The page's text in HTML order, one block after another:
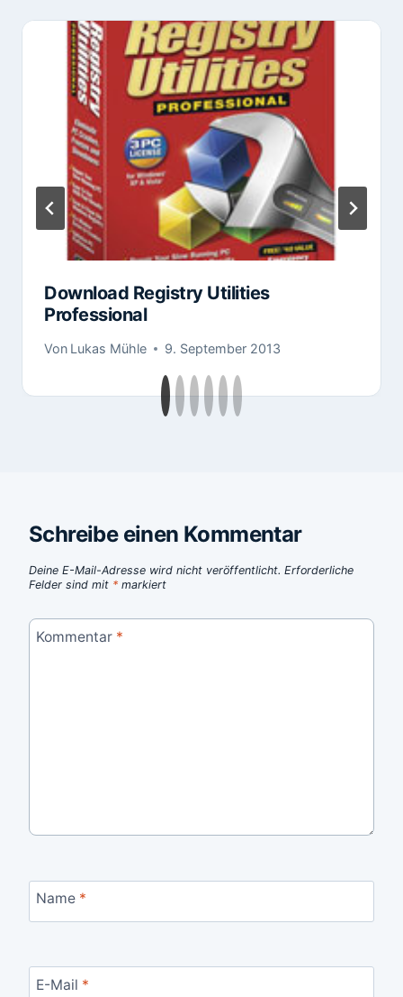
Download Registry Utilities
Professional
Von Lukas Mühle 9. September 2013
Schreibe einen Kommentar
Deine E-Mail-Adresse wird nicht veröffentlicht. Erforderliche
Felder sind mit * markiert
Kommentar *
Name *
E-Mail *